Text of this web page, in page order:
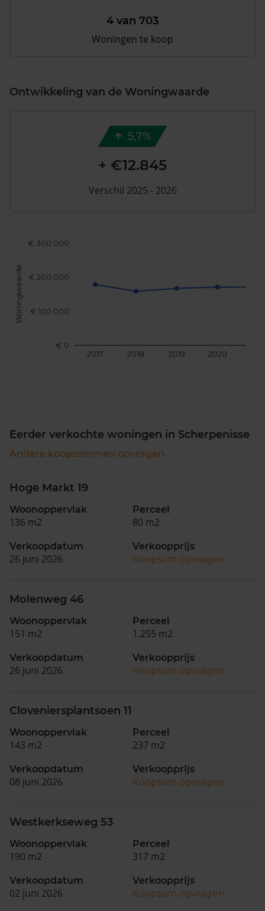
4 van 703
Woningen te koop
Ontwikkeling van de Woningwaarde
2017 2018 2019 2020
€ 0
€ 100.000
€ 200.000
€ 300.000
Woningwaarde
5,7%
+ €12.845
Verschil 2025 - 2026
Eerder verkochte woningen in Scherpenisse
Andere koopsommen opvragen
Hoge Markt 19
Woonoppervlak
136 m2
Perceel
80 m2
Verkoopdatum
26 juni 2026
Verkoopprijs
Koopsom opvragen
Molenweg 46
Woonoppervlak
151 m2
Perceel
1.255 m2
Verkoopdatum
26 juni 2026
Verkoopprijs
Koopsom opvragen
Cloveniersplantsoen 11
Woonoppervlak
143 m2
Perceel
237 m2
Verkoopdatum
08 juni 2026
Verkoopprijs
Koopsom opvragen
Westkerkseweg 53
Woonoppervlak
190 m2
Perceel
317 m2
Verkoopdatum
02 juni 2026
Verkoopprijs
Koopsom opvragen